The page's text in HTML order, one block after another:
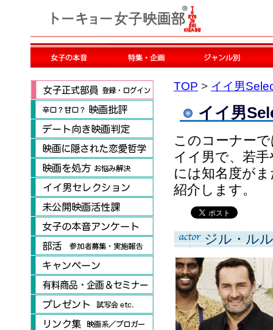
TOP > イイ男
イイ男
このコーナー
イイ男で、若
には知名度が
紹介します。
ジル・ル